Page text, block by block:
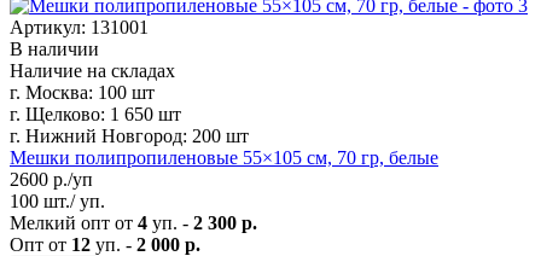
Артикул: 131001
В наличии
Наличие на складах
г. Москва: 100 шт
г. Щелково: 1 650 шт
г. Нижний Новгород: 200 шт
Мешки полипропиленовые 55×105 см, 70 гр, белые
2600 р./уп
100 шт./ уп.
Мелкий опт от 4 уп. - 2 300 р.
Опт от 12 уп. - 2 000 р.